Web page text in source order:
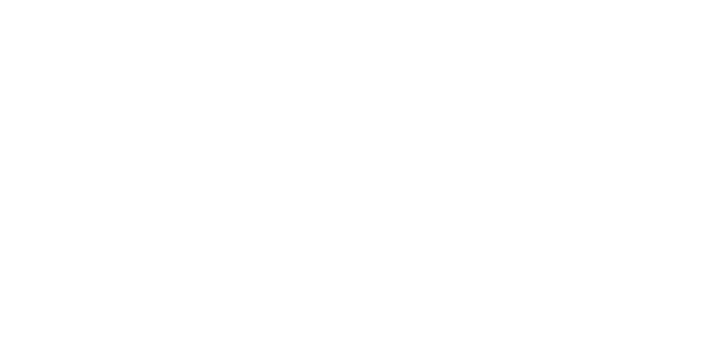
Taste möglich. Du kannst das Karussell überspringen oder direkt zur Karussell-Navigation springen, indem du die Skip-Links